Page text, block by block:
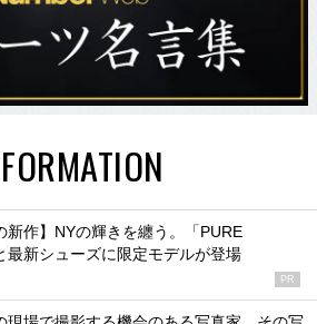
新作】NYの輝きを纏う。「PURE
最新シューズに限定モデルが登場
PR